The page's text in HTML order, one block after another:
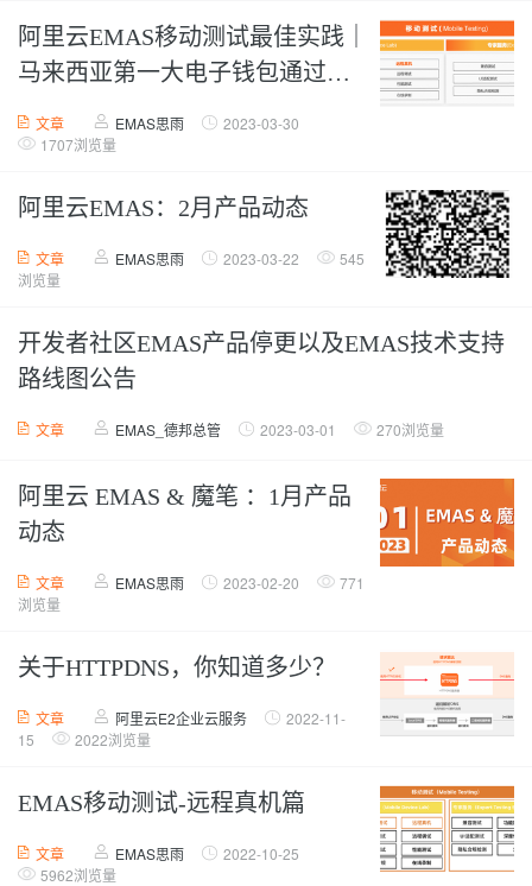
阿里云EMAS移动测试最佳实践｜
马来西亚第一大电子钱包通过
EMAS测试提效6倍
文章 EMAS思雨
2023-03-30
1707浏览量
阿里云EMAS：2月产品动态
文章 EMAS思雨 2023-03-22
545
浏览量
开发者社区EMAS产品停更以及EMAS技术支持
路线图公告
文章 EMAS_德邦总管 2023-03-01 270浏览量
阿里云 EMAS & 魔笔 ：1月产品
动态
文章 EMAS思雨 2023-02-20
771
浏览量
关于HTTPDNS，你知道多少？
文章 阿里云E2企业云服务
2022-11-
15
2022浏览量
EMAS移动测试-远程真机篇
文章 EMAS思雨
2022-10-25
5962浏览量